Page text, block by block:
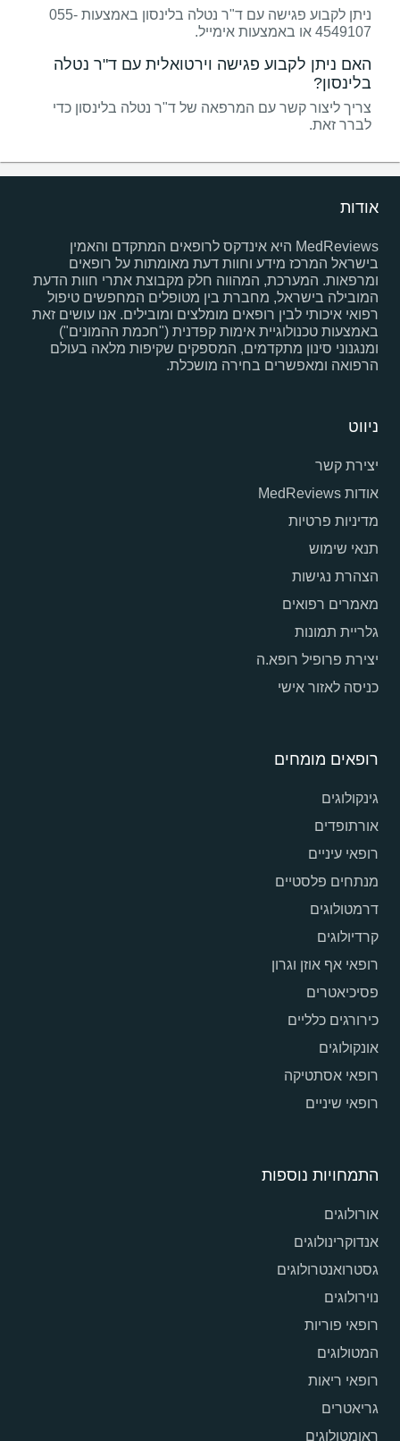
ניתן לקבוע פגישה עם ד"ר נטלה בלינסון באמצעות 055-
4549107 או באמצעות אימייל.
האם ניתן לקבוע פגישה וירטואלית עם ד"ר נטלה
בלינסון?
צריך ליצור קשר עם המרפאה של ד"ר נטלה בלינסון כדי
לברר זאת.
אודות
MedReviews היא אינדקס לרופאים המתקדם והאמין
בישראל המרכז מידע וחוות דעת מאומתות על רופאים
ומרפאות. המערכת, המהווה חלק מקבוצת אתרי חוות הדעת
המובילה בישראל, מחברת בין מטופלים המחפשים טיפול
רפואי איכותי לבין רופאים מומלצים ומובילים. אנו עושים זאת
באמצעות טכנולוגיית אימות קפדנית ("חכמת ההמונים")
ומנגנוני סינון מתקדמים, המספקים שקיפות מלאה בעולם
הרפואה ומאפשרים בחירה מושכלת.
ניווט
יצירת קשר
אודות MedReviews
מדיניות פרטיות
תנאי שימוש
הצהרת נגישות
מאמרים רפואים
גלריית תמונות
יצירת פרופיל רופא.ה
כניסה לאזור אישי
רופאים מומחים
גינקולוגים
אורתופדים
רופאי עיניים
מנתחים פלסטיים
דרמטולוגים
קרדיולוגים
רופאי אף אוזן וגרון
פסיכיאטרים
כירורגים כלליים
אונקולוגים
רופאי אסתטיקה
רופאי שיניים
התמחויות נוספות
אורולוגים
אנדוקרינולוגים
גסטרואנטרולוגים
נוירולוגים
רופאי פוריות
המטולוגים
רופאי ריאות
גריאטרים
ראומטולוגים